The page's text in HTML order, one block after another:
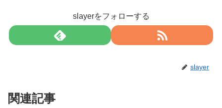
slayerをフォローする
slayer
関連記事